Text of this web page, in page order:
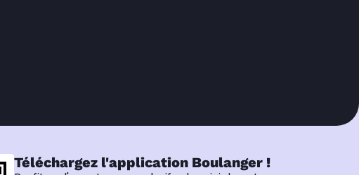
Téléchargez l'application Boulanger !